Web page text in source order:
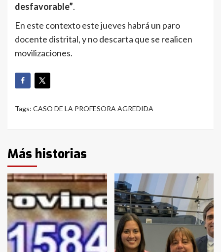
desfavorable”.
En este contexto este jueves habrá un paro
docente distrital, y no descarta que se realicen
movilizaciones.
Tags: CASO DE LA PROFESORA AGREDIDA
Más historias